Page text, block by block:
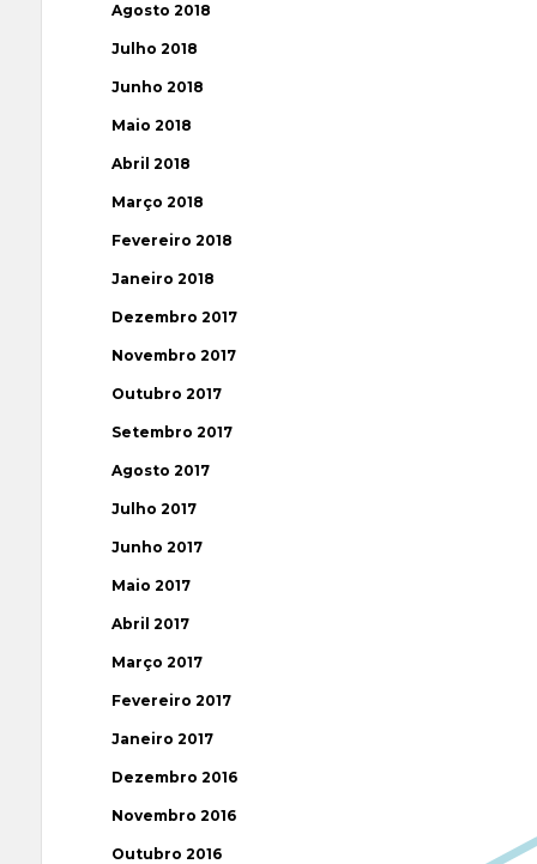
Agosto 2018
Julho 2018
Junho 2018
Maio 2018
Abril 2018
Março 2018
Fevereiro 2018
Janeiro 2018
Dezembro 2017
Novembro 2017
Outubro 2017
Setembro 2017
Agosto 2017
Julho 2017
Junho 2017
Maio 2017
Abril 2017
Março 2017
Fevereiro 2017
Janeiro 2017
Dezembro 2016
Novembro 2016
Outubro 2016